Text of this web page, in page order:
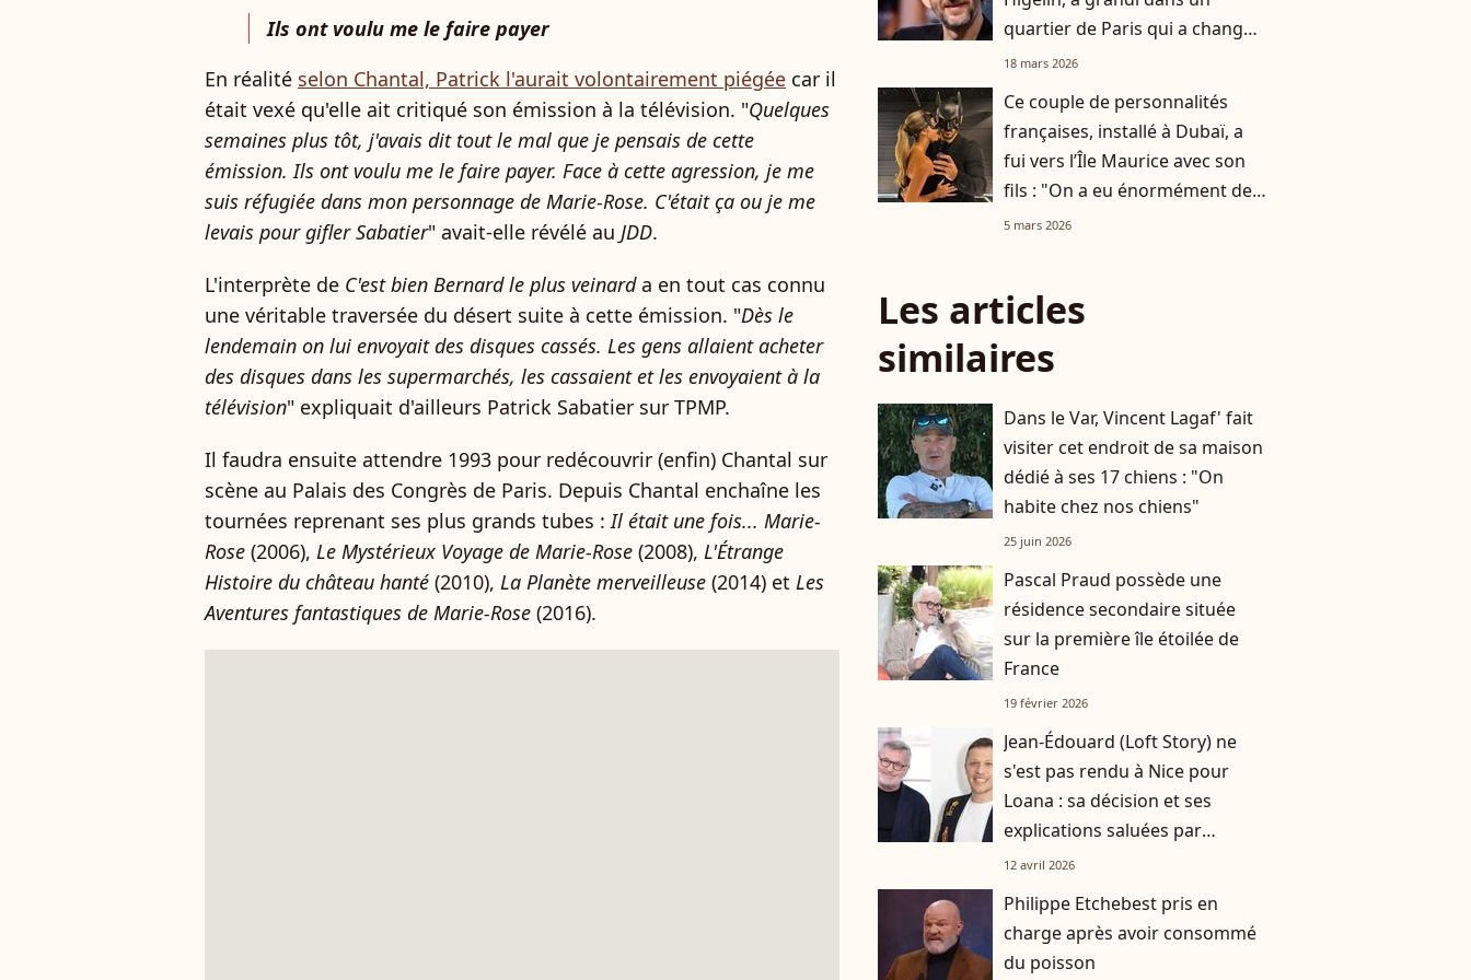
Ils ont voulu me le faire payer
En réalité selon Chantal, Patrick l'aurait volontairement piégée car il
était vexé qu'elle ait critiqué son émission à la télévision. "Quelques
semaines plus tôt, j'avais dit tout le mal que je pensais de cette
émission. Ils ont voulu me le faire payer. Face à cette agression, je me
suis réfugiée dans mon personnage de Marie-Rose. C'était ça ou je me
levais pour gifler Sabatier" avait-elle révélé au JDD.
L'interprète de C'est bien Bernard le plus veinarda en tout cas connu
une véritable traversée du désert suite à cette émission. "Dès le
lendemain on lui envoyait des disques cassés. Les gens allaient acheter
des disques dans les supermarchés, les cassaient et les envoyaient à la
télévision" expliquait d'ailleurs Patrick Sabatier sur TPMP.
Il faudra ensuite attendre 1993 pour redécouvrir (enfin) Chantal sur
scène au Palais des Congrès de Paris. Depuis Chantal enchaîne les
tournées reprenant ses plus grands tubes :Il était une fois... Marie-
Rose (2006), Le Mystérieux Voyage de Marie-Rose (2008), L'Étrange
Histoire du château hanté (2010), La Planète merveilleuse (2014) et Les
Aventures fantastiques de Marie-Rose (2016).
quartier de Paris qui a changé
du tout au tout
18 mars 2026
Ce couple de personnalités
françaises, installé à Dubaï, a
fui vers l’Île Maurice avec son
fils : "On a eu énormément de
chance"
5 mars 2026
Les articles
similaires
Dans le Var, Vincent Lagaf' fait
visiter cet endroit de sa maison
dédié à ses 17 chiens : "On
habite chez nos chiens"
25 juin 2026
Pascal Praud possède une
résidence secondaire située
sur la première île étoilée de
France
19 février 2026
Jean-Édouard (Loft Story) ne
s'est pas rendu à Nice pour
Loana : sa décision et ses
explications saluées par
Laurent Ruquier
12 avril 2026
Philippe Etchebest pris en
charge après avoir consommé
du poisson